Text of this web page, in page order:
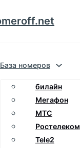
База номеров
билайн
Мегафон
МТС
Ростелеком
Tele2